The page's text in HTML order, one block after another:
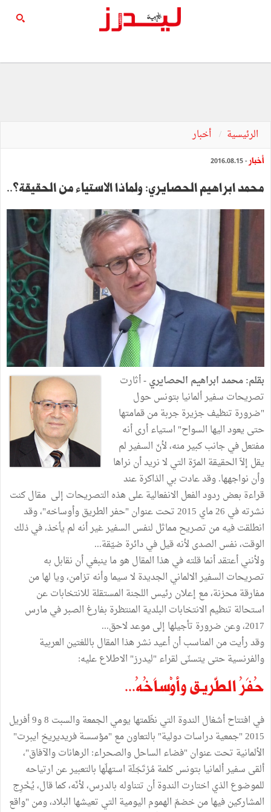
الرئيسية أخبار
أخبار - 2016.08.15
محمد ابراهيم الحصايري: ولماذا الاستياء من الحقيقة؟..
بقلم: محمد ابراهيم الحصايري -أثارت
تصريحات سفير ألمانيا بتونس حول
"ضرورة تنظيف جزيرة جربة من قمامتها
حتى يعود اليها السواح" استياء أرى أنه
مفتعل في جانب كبير منه، لأنّ السفير لم
يقل إلاّ الحقيقة المرّة التي لا نريد أن نراها
وأن نواجهها. وقد عادت بي الذاكرة عند
قراءة بعض ردود الفعل الانفعالية على هذه التصريحات إلى مقال كنت
نشرته في 26 ماي 2015 تحت عنوان "حفر الطريق وأوساخه"، وقد
انطلقت فيه من تصريح مماثل لنفس السفير غير أنه لم يأخذ، في ذلك
الوقت، نفس الصدى لأنه قيل في دائرة ضيّقة...
ولأنني أعتقد أنما قلته في هذا المقال هو ما ينبغي أن نقابل به
تصريحات السفير الالماني الجديدة لا سيما وأنه تزامن، ويا لها من
مفارقة محزنة، مع إعلان رئيس اللجنة المستقلة للانتخابات عن
استحالة تنظيم الانتخابات البلدية المنتظرة بفارغ الصبر في مارس
2017، وعن ضرورة تأجيلها إلى موعد لاحق...
وقد رأيت من المناسب أن أعيد نشر هذا المقال باللغتين العربية
والفرنسية حتى يتسنّى لقراء "ليدرز" الاطلاع عليه:
حُفَرُ الطّريق وأوْساَخُهُ...
في افتتاح أشغال الندوة التي نظّمتها يومي الجمعة والسبت 8 و9 أفريل
2015 "جمعية دراسات دولية" بالتعاون مع "مؤسسة فريديريخ ايبرت"
الألمانية تحت عنوان "فضاء الساحل والصحراء: الرهانات والآفاق"،
ألقى سفير ألمانيا بتونس كلمة مُرْتَجَلَة استهلّها بالتعبير عن ارتياحه
للموضوع الذي اختارت الندوة أن تتناوله بالدرس، لأنّه، كما قال، يُخْرِج
المشاركين فيها من خضمّ الهموم اليومية التي تعيشها البلاد، ومن "واقع